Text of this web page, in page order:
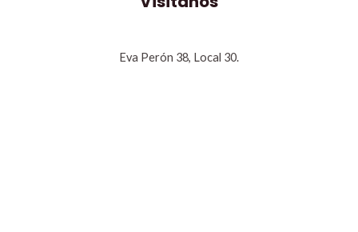
Eva Perón 38, Local 30.